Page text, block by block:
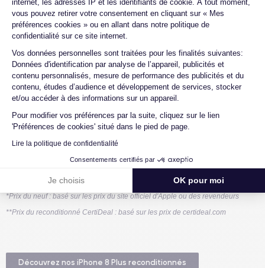
internet, les adresses IP et les identifiants de cookie. À tout moment,
vous pouvez retirer votre consentement en cliquant sur « Mes
préférences cookies » ou en allant dans notre politique de
confidentialité sur ce site internet.
Vos données personnelles sont traitées pour les finalités suivantes:
Données d'identification par analyse de l’appareil, publicités et
contenu personnalisés, mesure de performance des publicités et du
contenu, études d’audience et développement de services, stocker
et/ou accéder à des informations sur un appareil.
Pour modifier vos préférences par la suite, cliquez sur le lien
'Préférences de cookies' situé dans le pied de page.
Lire la politique de confidentialité
Consentements certifiés par
Je choisis OK pour moi
Axeptio consent
Prix mis à jour chaque mois
iPhone 8 Plus Neuf*
Reconditionné
CertiDeal**
64 Go non disponible 190,99 €
128
Go
non disponible non disponible
non disponible 241,99 €
*Prix du neuf : basé sur les prix du site officiel d'Apple ou des revendeurs
**Prix du reconditionné CertiDeal : basé sur les prix de certideal.com
Découvrez nos iPhone 8 Plus reconditionnés